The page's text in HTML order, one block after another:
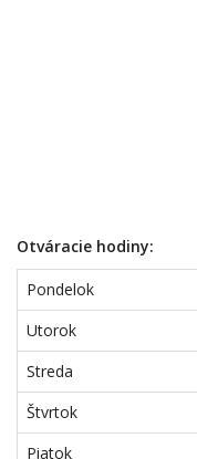
Otváracie hodiny:
Pondelok
Utorok
Streda
Štvrtok
Piatok